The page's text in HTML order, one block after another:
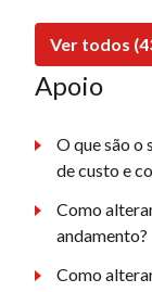
Ver todos
Apoio
O que são o
de custo e
Como
andamento?
Como